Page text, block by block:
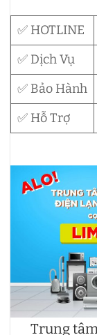
✅ HOTLINE
✅ Dịch Vụ
✅ Bảo Hành
✅ Hỗ Trợ
Trung